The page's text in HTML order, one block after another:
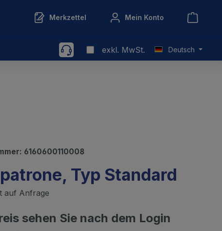
Merkzettel Mein Konto
exkl. MwSt. Deutsch
6160600110008
Typ Standard
auf Anfrage
sehen Sie nach dem Login